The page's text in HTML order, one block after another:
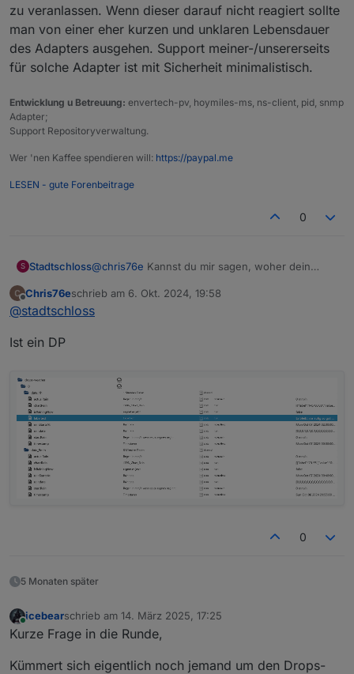
zu veranlassen. Wenn dieser darauf nicht reagiert sollte
man von einer eher kurzen und unklaren Lebensdauer
des Adapters ausgehen. Support meiner-/unsererseits
für solche Adapter ist mit Sicherheit minimalistisch.
Entwicklung u Betreuung: envertech-pv, hoymiles-ms, ns-client, pid, snmp
Adapter;
Support Repositoryverwaltung.
Wer 'nen Kaffee spendieren will: https://paypal.me
LESEN - gute Forenbeitrage
0
S Stadtschloss@chris76e Kannst du mir sagen, woher dein
24h)
Offline
Chris76eschrieb am 6. Okt. 2024, 19:58
zuletzt editiert von
@stadtschloss
Ist ein DP
0
5 Monaten später
Online
icebearschrieb am 14. März 2025, 17:25
zuletzt editiert von
Kurze Frage in die Runde,
Kümmert sich eigentlich noch jemand um den Drops-